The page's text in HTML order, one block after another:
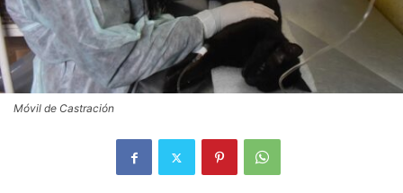
Móvil de Castración